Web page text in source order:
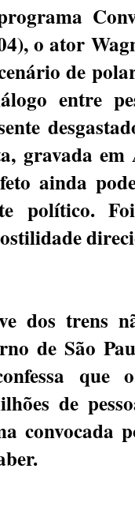
o ator
de
entre
gravada
ainda
político.
dos trens
de São
que
de
convocada